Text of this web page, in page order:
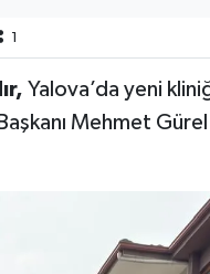
1
Yalova’da yeni
Mehmet Gürel